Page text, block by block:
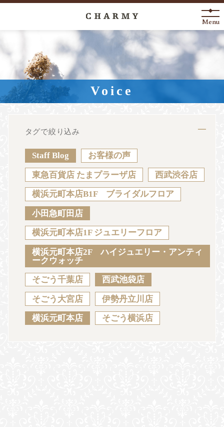
New Arrival
About
Engagement Ring
Anniversary
News Blog
Sustainability Voice Catalog
JA EN CH KO
Menu
Voice
タグで絞り込み
Staff Blog お客様の声
東急百貨店 たまプラーザ店 西武渋谷店
横浜元町本店B1F ブライダルフロア
小田急町田店
横浜元町本店1F ジュエリーフロア
横浜元町本店2F ハイジュエリー・アンティ
ークウォッチ
そごう千葉店 西武池袋店
そごう大宮店 伊勢丹立川店
横浜元町本店 そごう横浜店